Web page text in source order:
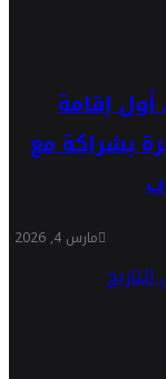
إقامة
بشراكة مع
مارس 4, 2026